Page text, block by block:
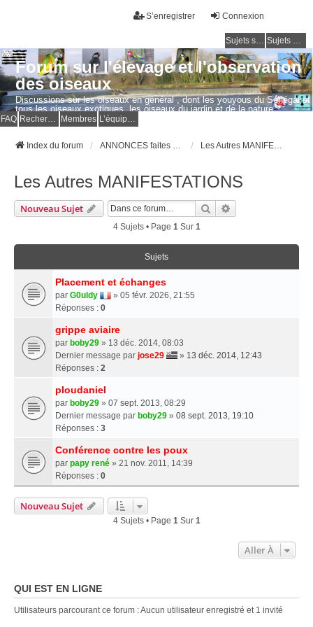
Connexion
S’enregistrer
Sujets sans réponse Sujets actifs
Forum sur l'élevage et l'observation
des oiseaux
Discussions sur les oiseaux en général , dont les youyous du Sénégal et
tous les oiseaux exotiques, les oiseaux du jardin et de la nature.
Questions, photos, expériences.
FAQ Membres
Index du forum
Les Autres MANIFESTATIONS
Nouveau Sujet Rechercher
4 Sujets • Page 1 Sur 1
Sujets
Placement et échanges
par G0uldy
» 05 févr. 2026, 21:55
Réponses : 0
grippe aviaire
par boby29 » 13 déc. 2014, 08:03
Dernier message par jose29 » 13 déc. 2014, 12:43
Réponses : 2
ploudaniel
par boby29 » 07 sept. 2013, 08:29
Dernier message par boby29 » 08 sept. 2013, 19:10
Réponses : 3
Conférence contre les poux
par papy rené » 21 nov. 2011, 14:39
Réponses : 0
Nouveau Sujet
4 Sujets • Page 1 Sur 1
Aller À
QUI EST EN LIGNE
Utilisateurs parcourant ce forum : Aucun utilisateur enregistré et 1 invité